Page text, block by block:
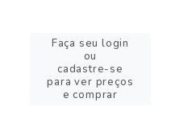
Faça seu login
ou
cadastre-se
para ver preços
e comprar